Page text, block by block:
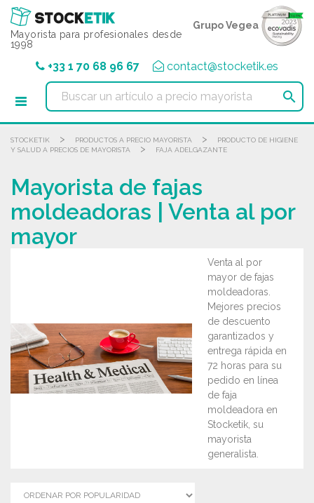
Mayorista para profesionales desde
1998
Grupo Vegea
+33 1 70 68 96 67 contact@stocketik.es

STOCKETIK > PRODUCTOS A PRECIO MAYORISTA >
PRODUCTO DE HIGIENE
Y SALUD A PRECIOS DE MAYORISTA
> FAJA ADELGAZANTE
Mayorista de fajas
moldeadoras | Venta al por
mayor
Venta al por
mayor de fajas
moldeadoras.
Mejores precios
de descuento
garantizados y
entrega rápida en
72 horas para su
pedido en línea
de faja
moldeadora en
Stocketik, su
mayorista
generalista.
Panel de gestión de cookies